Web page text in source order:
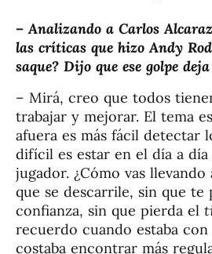
– Analizando a Carlos
las críticas que hizo Andy
saque? Dijo que ese golpe
– Mirá, creo que todos
trabajar y mejorar. El tema
afuera es más fácil detectar
difícil es estar en el día a
jugador. ¿Cómo vas
que se descarrile, sin que te
confianza, sin que pierda el
recuerdo cuando estaba
costaba encontrar más